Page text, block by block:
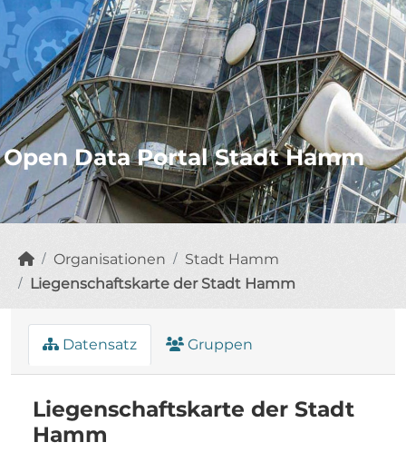
Open Data Portal Stadt Hamm
Organisationen
Stadt Hamm
Liegenschaftskarte der Stadt Hamm
Datensatz Gruppen
Liegenschaftskarte der Stadt
Hamm